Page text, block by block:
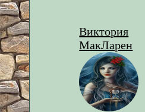
Виктория
МакЛарен